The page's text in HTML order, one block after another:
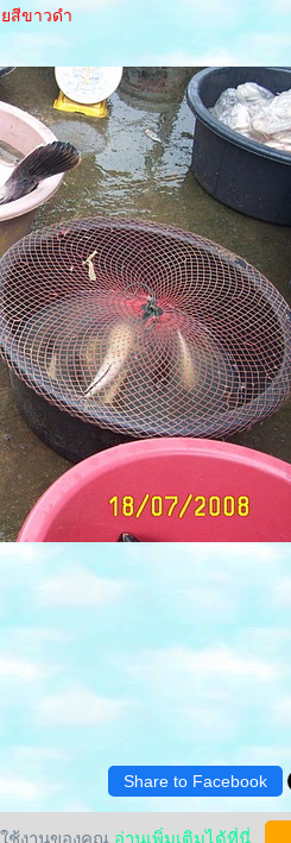
สีขาวดำ
Share to Facebook
ช้งานของคุณ อ่านเพิ่มเติมได้ที่นี่